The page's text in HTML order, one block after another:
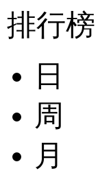
排行榜
日
周
月